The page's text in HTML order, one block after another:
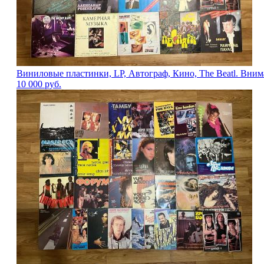
Виниловые пластинки, LP, Автограф, Кино, The Beatl.
10 000 руб.